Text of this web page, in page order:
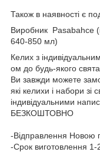
Також в наявності є
Виробник Pasabahce
640-850 мл)
Келих з
ом до будь-якого
Ви завжди можете
які келихи і набори зі
індивідуальними
БЕЗКОШТОВНО
-Відправлення Новою
-Срок виготовлення 1-